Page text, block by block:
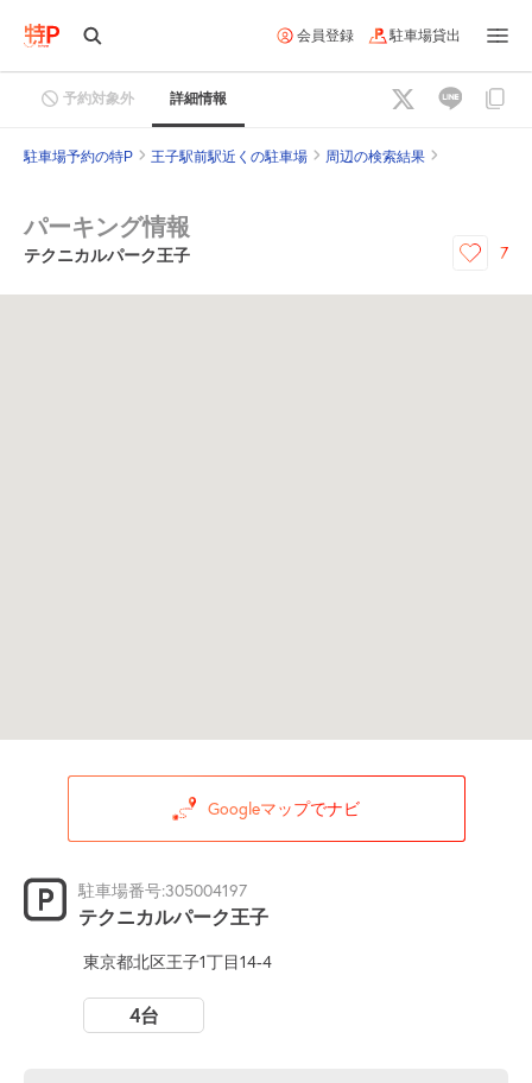
会員登録 駐車場貸出
予約対象外 詳細情報
駐車場予約の特P 王子駅前駅近くの駐車場 周辺の検索結果
パーキング情報
テクニカルパーク王子 7
Googleマップでナビ
駐車場番号:305004197
テクニカルパーク王子
東京都北区王子1丁目14-4
4台